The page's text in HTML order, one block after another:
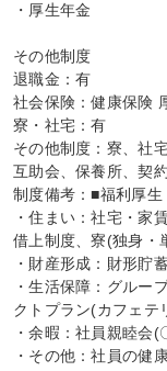
・厚生年金
その他制度
退職金：有
社会保険：健康保険
寮・社宅：有
その他制度：寮、社
互助会、保養所、契
制度備考：■福利厚生
・住まい：社宅・家
借上制度、寮(独身・
・財産形成：財形貯
・生活保障：グルー
クトプラン(カフェテ
・余暇：社員親睦会
・その他：社員の健